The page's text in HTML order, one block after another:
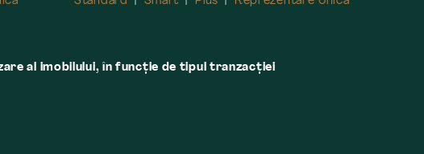
al imobilului, în funcţie de tipul tranzacţiei